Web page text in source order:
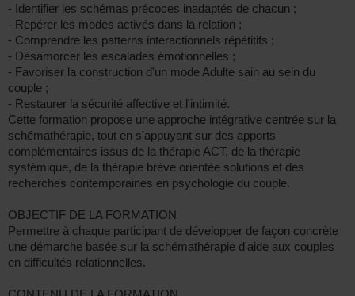
- Identifier les schémas précoces inadaptés de chacun ;
- Repérer les modes activés dans la relation ;
- Comprendre les patterns interactionnels répétitifs ;
- Désamorcer les escalades émotionnelles ;
- Favoriser la construction d'un mode Adulte sain au sein du
couple ;
- Restaurer la sécurité affective et l'intimité.
Cette formation propose une approche intégrative centrée sur la
schémathérapie, tout en s'appuyant sur des apports
complémentaires issus de la thérapie ACT, de la thérapie
systémique, de la thérapie brève orientée solutions et des
recherches contemporaines en psychologie du couple.
OBJECTIF DE LA FORMATION
Permettre à chaque participant de développer de façon concrète
une démarche basée sur la schémathérapie d'aide aux couples
en difficultés relationnelles.